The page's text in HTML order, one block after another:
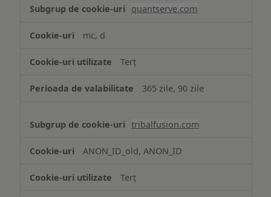
quantserve.com
mc, d
Terț
365 zile, 90 zile
tribalfusion.com
ANON_ID_old, ANON_ID
Terț